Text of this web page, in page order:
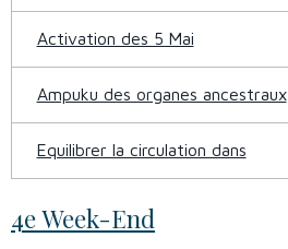
Activation des 5 Mai
Ampuku des organes ancestraux
Equilibrer la circulation dans
4e Week-End